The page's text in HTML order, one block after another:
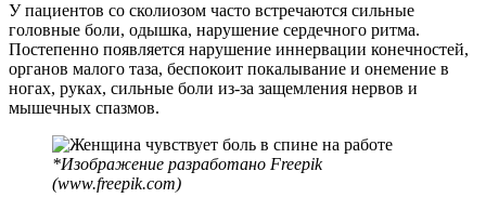
У пациентов со сколиозом часто встречаются сильные
головные боли, одышка, нарушение сердечного ритма.
Постепенно появляется нарушение иннервации конечностей,
органов малого таза, беспокоит покалывание и онемение в
ногах, руках, сильные боли из-за защемления нервов и
мышечных спазмов.
*Изображение разработано Freepik
(www.freepik.com)